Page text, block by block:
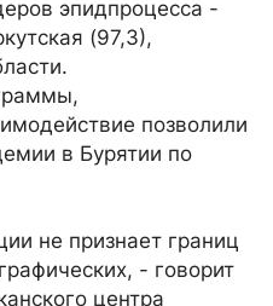
эпидпроцесса -
(97,3),
позволили
в Бурятии по
не признает границ
- говорит
центра